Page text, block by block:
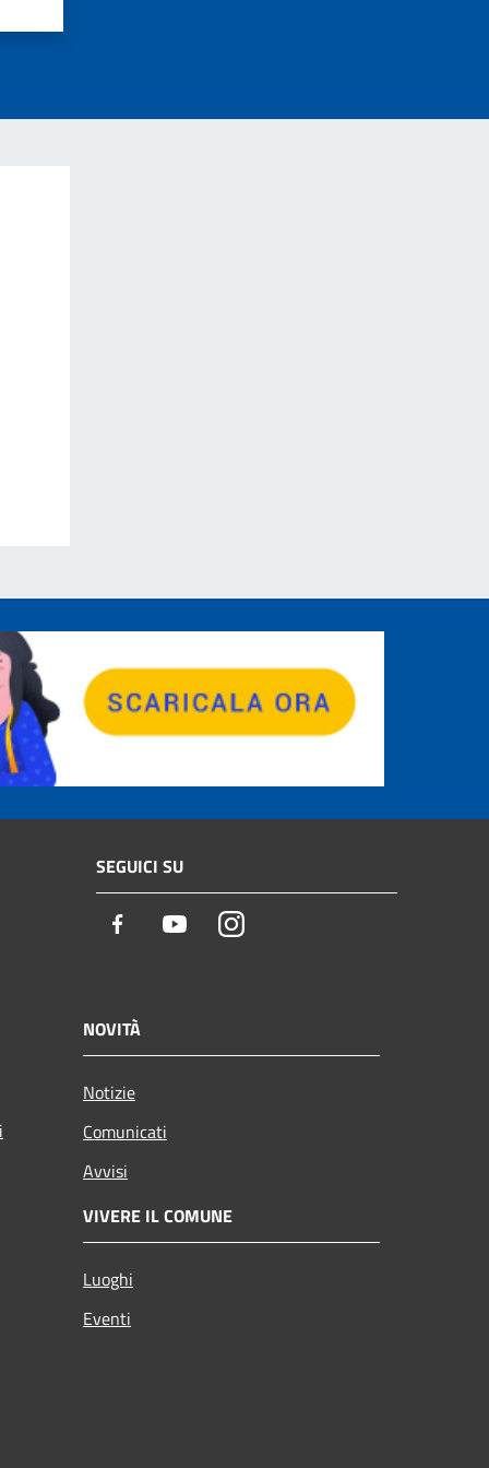
SEGUICI SU
Facebook YoutubeInstagram
NOVITÀ
Notizie
Comunicati
Avvisi
VIVERE IL COMUNE
Luoghi
Eventi